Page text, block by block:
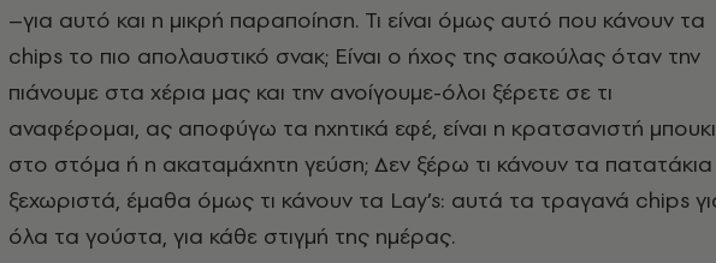
–για αυτό και η μικρή παραποίηση. Τι είναι όμως αυτό που κάνουν τα
chips το πιο απολαυστικό σνακ; Είναι ο ήχος της σακούλας όταν την
πιάνουμε στα χέρια μας και την ανοίγουμε-όλοι ξέρετε σε τι
αναφέρομαι, ας αποφύγω τα ηχητικά εφέ, είναι η κρατσανιστή
στο στόμα ή η ακαταμάχητη γεύση; Δεν ξέρω τι κάνουν τα πατατάκια
ξεχωριστά, έμαθα όμως τι κάνουν τα Lay’s: αυτά τα τραγανά chips
όλα τα γούστα, για κάθε στιγμή της ημέρας.